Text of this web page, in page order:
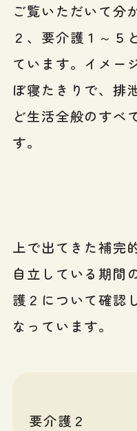
ご覧いただいて分
２、要介護１～５
ています。イメー
ぼ寝たきりで、排
ど生活全般のすべ
す。
上で出てきた補完
自立している期間
護２について確認
なっています。
要介護２